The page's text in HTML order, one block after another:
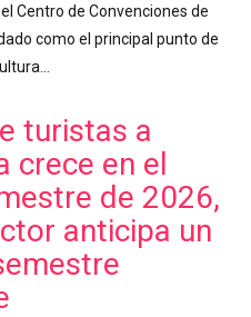
Centro de Convenciones de
como el principal punto de
turistas a
crece en el
de 2026,
anticipa un